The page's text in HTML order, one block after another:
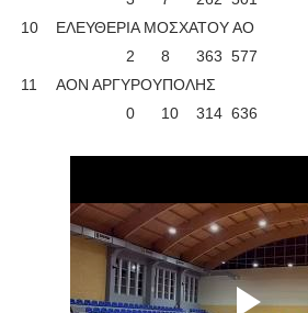
10
ΕΛΕΥΘΕΡΙΑ ΜΟΣΧΑΤΟΥ ΑΟ
2
8 363 577
11
ΑΟΝ ΑΡΓΥΡΟΥΠΟΛΗΣ
0
10 314 636